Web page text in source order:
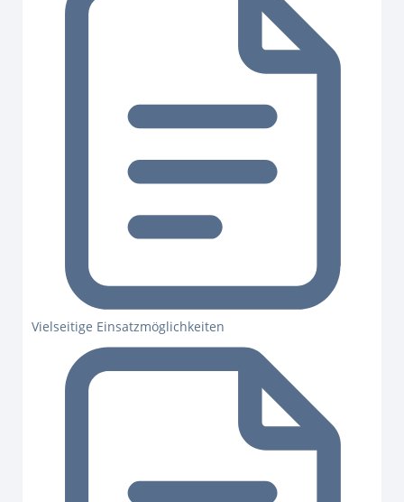
Vielseitige Einsatzmöglichkeiten